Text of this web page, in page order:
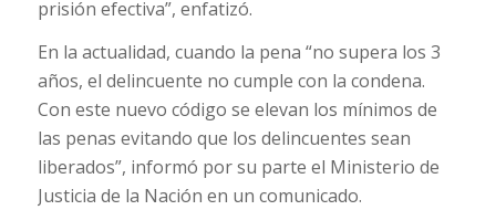
prisión efectiva”, enfatizó.
En la actualidad, cuando la pena “no supera los 3
años, el delincuente no cumple con la condena.
Con este nuevo código se elevan los mínimos de
las penas evitando que los delincuentes sean
liberados”, informó por su parte el Ministerio de
Justicia de la Nación en un comunicado.